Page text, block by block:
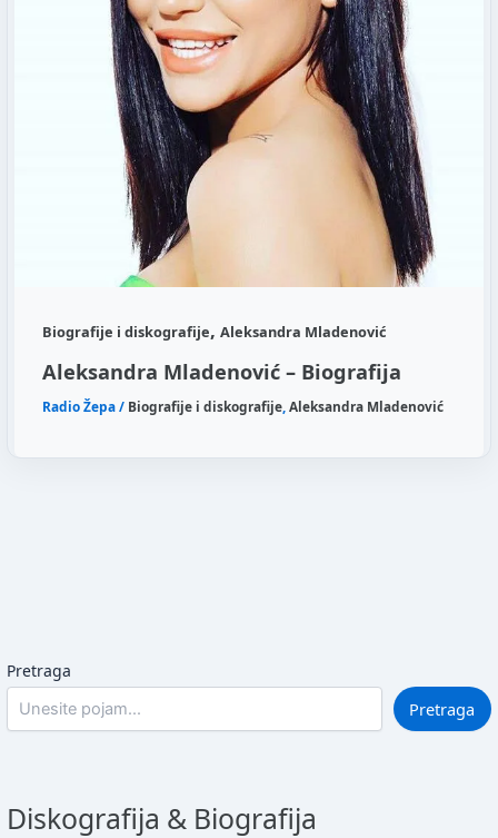
Biografije i diskografije,Aleksandra Mladenović
Aleksandra Mladenović – Biografija
Radio Žepa/ Biografije i diskografije,Aleksandra Mladenović
Pretraga
Pretraga
Diskografija & Biografija